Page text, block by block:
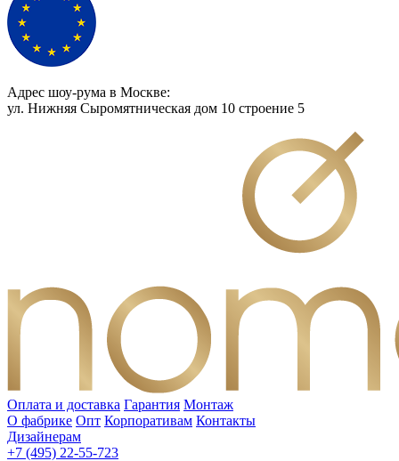
Адрес шоу-рума в Москве:
ул. Нижняя Сыромятническая дом 10 cтроение 5
Оплата и доставка Гарантия Монтаж
О фабрике Опт Корпоративам Контакты
Дизайнерам
+7 (495) 22-55-723